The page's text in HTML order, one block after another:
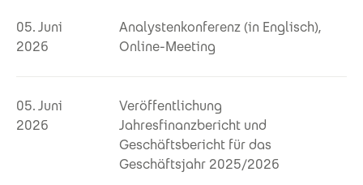
05. Juni
2026
Analystenkonferenz (in Englisch),
Online-Meeting
05. Juni
2026
Veröffentlichung
Jahresfinanzbericht und
Geschäftsbericht für das
Geschäftsjahr 2025/2026